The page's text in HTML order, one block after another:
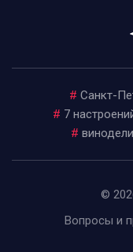
# Санкт-
# 7
#
©
Вопросы и